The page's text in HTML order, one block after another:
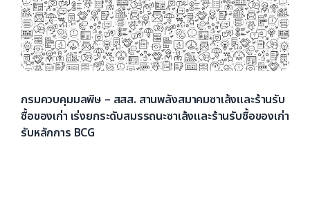
กรมควบคุมมลพิษ – สสส. สานพลังสมาคมซาเล้งและร้านรับ
ซื้อของเก่า เร่งยกระดับสมรรถนะซาเล้งและร้านรับซื้อของเก่า
รับหลักการ BCG